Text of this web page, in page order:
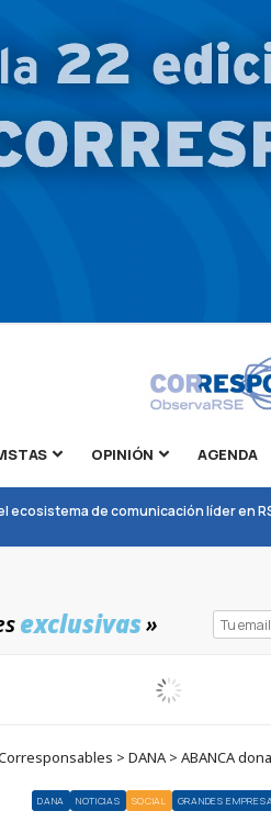
OPINIÓN AGENDA
ecosistema de comunicación líder en
exclusivas»
> DANA > ABANCA
DANA NOTICIAS SOCIAL GRANDES